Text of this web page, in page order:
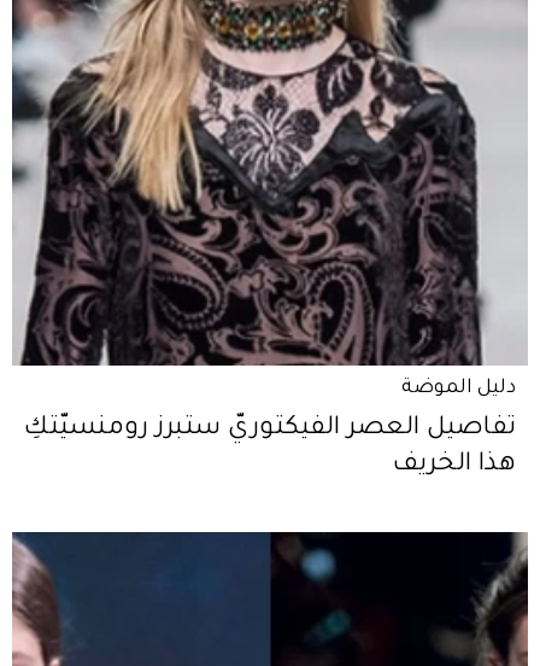
دليل الموضة
تفاصيل العصر الفيكتوريّ ستبرز رومنسيّتكِ
هذا الخريف